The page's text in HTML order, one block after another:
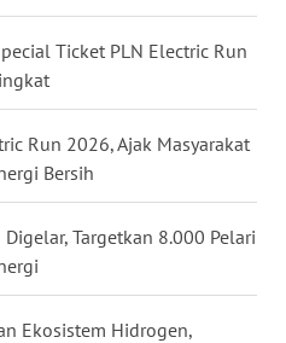
Ticket PLN Electric Run
Run 2026, Ajak Masyarakat
Bersih
Targetkan 8.000 Pelari
Ekosistem Hidrogen,